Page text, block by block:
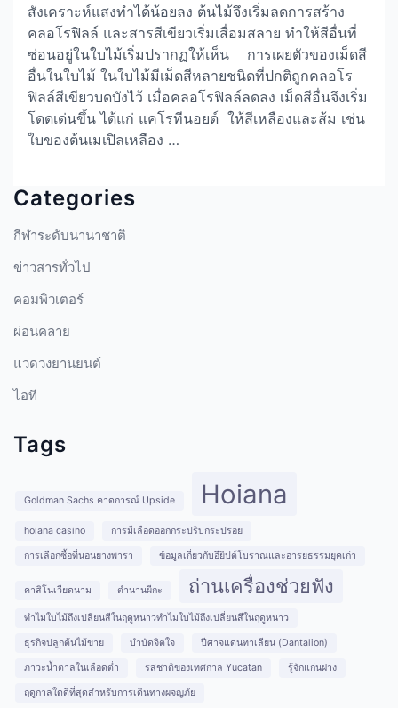
สังเคราะห์แสงทำได้น้อยลง ต้นไม้จึงเริ่มลดการสร้าง
คลอโรฟิลล์ และสารสีเขียวเริ่มเสื่อมสลาย ทำให้สีอื่นที่
ซ่อนอยู่ในใบไม้เริ่มปรากฏให้เห็น การเผยตัวของเม็ดสี
อื่นในใบไม้ ในใบไม้มีเม็ดสีหลายชนิดที่ปกติถูกคลอโร
ฟิลล์สีเขียวบดบังไว้ เมื่อคลอโรฟิลล์ลดลง เม็ดสีอื่นจึงเริ่ม
โดดเด่นขึ้น ได้แก่ แคโรทีนอยด์ ให้สีเหลืองและส้ม เช่น
ใบของต้นเมเปิลเหลือง …
Categories
กีฬาระดับนานาชาติ
ข่าวสารทั่วไป
คอมพิวเตอร์
ผ่อนคลาย
แวดวงยานยนต์
ไอที
Tags
Goldman Sachs คาดการณ์ Upside Hoiana
hoiana casino การมีเลือดออกกระปริบกระปรอย
การเลือกซื้อที่นอนยางพารา ข้อมูลเกี่ยวกับอียิปต์โบราณและอารยธรรมยุคเก่า
คาสิโนเวียดนาม ตำนานผีกะ ถ่านเครื่องช่วยฟัง
ทำไมใบไม้ถึงเปลี่ยนสีในฤดูหนาวทำไมใบไม้ถึงเปลี่ยนสีในฤดูหนาว
ธุรกิจปลูกต้นไม้ขาย บำบัดจิตใจ ปีศาจแดนทาเลียน (Dantalion)
ภาวะน้ำตาลในเลือดต่ำ รสชาติของเทศกาล Yucatan รู้จักแก่นฝาง
ฤดูกาลใดดีที่สุดสำหรับการเดินทางผจญภัย